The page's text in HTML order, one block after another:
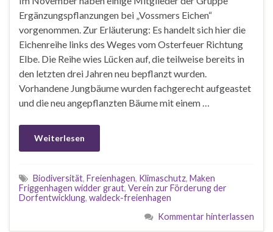
Ergänzungspflanzungen bei „Vossmers Eichen“
vorgenommen. Zur Erläuterung: Es handelt sich hier die
Eichenreihe links des Weges vom Osterfeuer Richtung
Elbe. Die Reihe wies Lücken auf, die teilweise bereits in
den letzten drei Jahren neu bepflanzt wurden.
Vorhandene Jungbäume wurden fachgerecht aufgeastet
und die neu angepflanzten Bäume mit einem …
Weiterlesen
Biodiversität, Freienhagen, Klimaschutz, Maken
Friggenhagen widder graut, Verein zur Förderung der
Dorfentwicklung, waldeck-freienhagen
Kommentar hinterlassen